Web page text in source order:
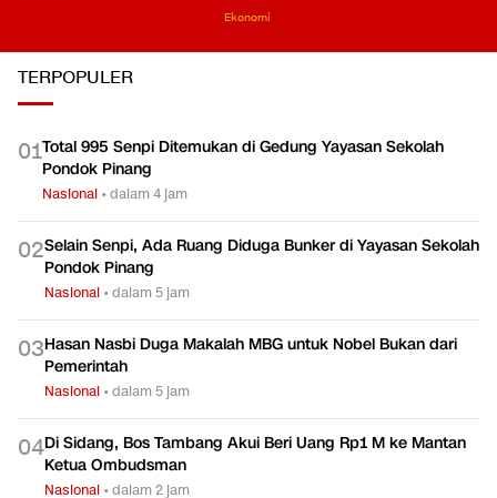
Ekonomi
TERPOPULER
01Total 995 Senpi Ditemukan di Gedung Yayasan Sekolah
Pondok Pinang
Nasional •dalam 4 jam
02Selain Senpi, Ada Ruang Diduga Bunker di Yayasan Sekolah
Pondok Pinang
Nasional •dalam 5 jam
03Hasan Nasbi Duga Makalah MBG untuk Nobel Bukan dari
Pemerintah
Nasional •dalam 5 jam
04Di Sidang, Bos Tambang Akui Beri Uang Rp1 M ke Mantan
Ketua Ombudsman
Nasional •dalam 2 jam